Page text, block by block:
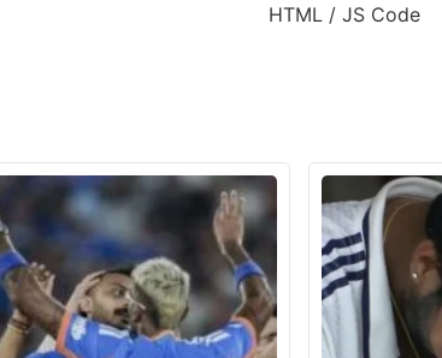
HTML / JS Code